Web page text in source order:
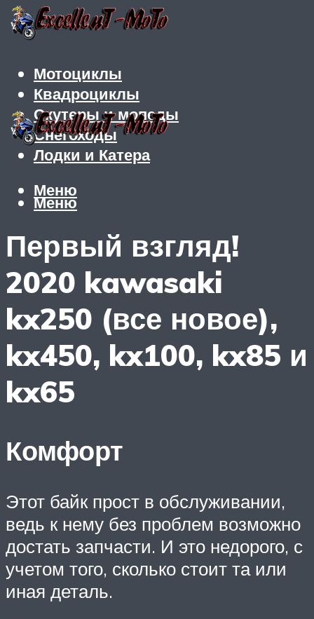
Мотоциклы
Квадроциклы
Скутеры и мопеды
Снегоходы
Лодки и Катера
Меню
Меню
Первый взгляд!
2020 kawasaki
kx250 (все новое),
kx450, kx100, kx85 и
kx65
Комфорт
Этот байк прост в обслуживании,
ведь к нему без проблем возможно
достать запчасти. И это недорого, с
учетом того, сколько стоит та или
иная деталь.